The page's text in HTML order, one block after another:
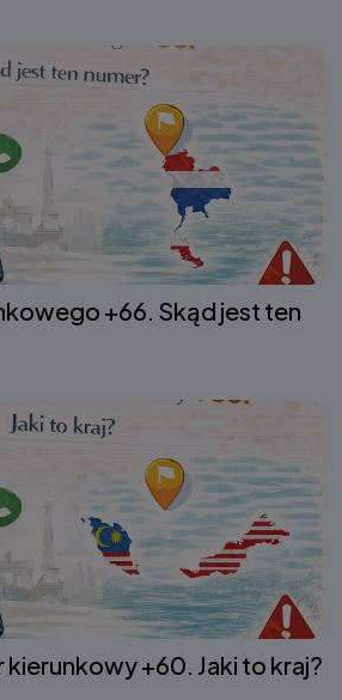
+66. Skąd jest ten
kierunkowy +60. Jaki to kraj?